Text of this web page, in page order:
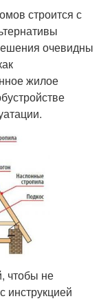
строится с
очевидны
жилое
чтобы не
инструкцией